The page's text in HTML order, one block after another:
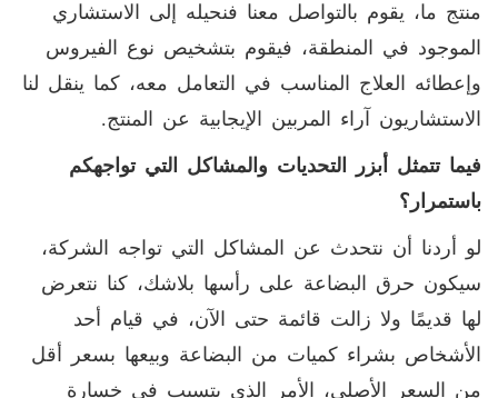
منتج ما، يقوم بالتواصل معنا فنحيله إلى الاستشاري
الموجود في المنطقة، فيقوم بتشخيص نوع الفيروس
وإعطائه العلاج المناسب في التعامل معه، كما ينقل لنا
الاستشاريون آراء المربين الإيجابية عن المنتج.
فيما تتمثل أبزر التحديات والمشاكل التي تواجهكم
باستمرار؟
لو أردنا أن نتحدث عن المشاكل التي تواجه الشركة،
سيكون حرق البضاعة على رأسها بلاشك، كنا نتعرض
لها قديمًا ولا زالت قائمة حتى الآن، في قيام أحد
الأشخاص بشراء كميات من البضاعة وبيعها بسعر أقل
من السعر الأصلي، الأمر الذي يتسبب في خسارة